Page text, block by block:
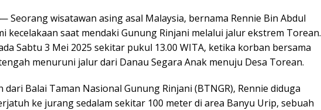
— Seorang wisatawan asing asal Malaysia, bernama Rennie Bin Abdul
kecelakaan saat mendaki Gunung Rinjani melalui jalur ekstrem Torean.
Sabtu 3 Mei 2025 sekitar pukul 13.00 WITA, ketika korban bersama
menuruni jalur dari Danau Segara Anak menuju Desa Torean.
Balai Taman Nasional Gunung Rinjani (BTNGR), Rennie diduga
ke jurang sedalam sekitar 100 meter di area Banyu Urip, sebuah